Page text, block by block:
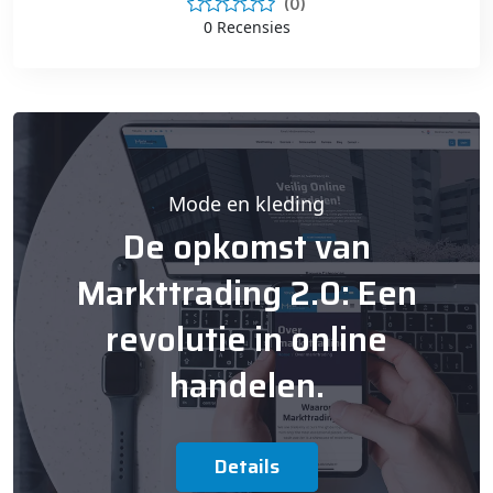
(0)
0 Recensies
Mode en kleding
De opkomst van
Markttrading 2.0: Een
revolutie in online
handelen.
Details